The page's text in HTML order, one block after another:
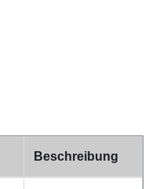
Beschreibung